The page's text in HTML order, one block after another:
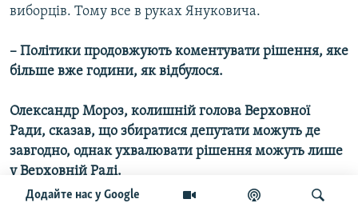
Додайте нас у Google
виборців. Тому все в руках Януковича.
– Політики продовжують коментувати рішення, яке
більше вже години, як відбулося.
Олександр Мороз, колишній голова Верховної
Ради, сказав, що збиратися депутати можуть де
завгодно, однак ухвалювати рішення можуть лише
у Верховній Раді.